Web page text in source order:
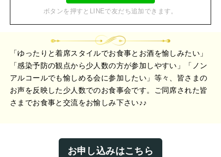
ボタンを押すとLINEで友だち追加できます。
「ゆったりと着席スタイルでお食事とお酒を愉しみたい」
「感染予防の観点から少人数の方が参加しやすい」「ノン
アルコールでも愉しめる会に参加したい」等々、皆さまの
お声を反映した少人数でのお食事会です。ご同席された皆
さまでお食事と交流をお愉しみ下さい♪♪
お申し込みはこちら